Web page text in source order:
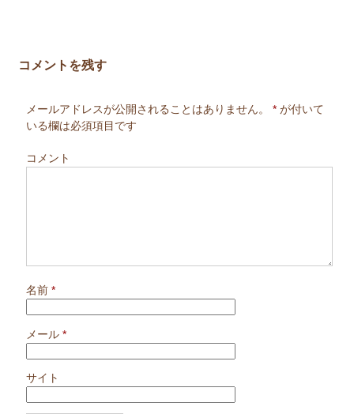
コメントを残す
メールアドレスが公開されることはありません。 *が付いて
いる欄は必須項目です
コメント
名前 *
メール *
サイト